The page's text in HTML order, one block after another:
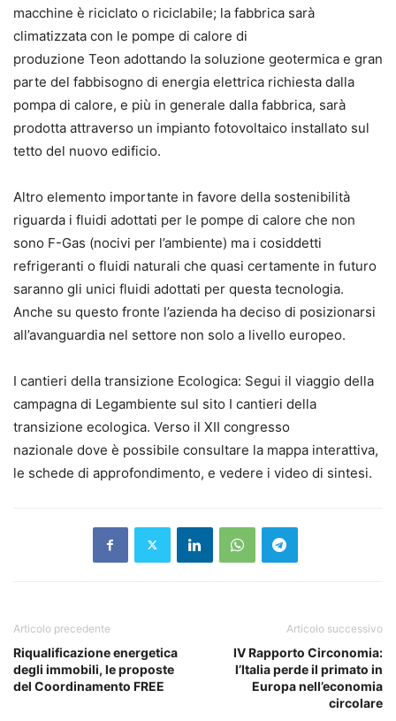
macchine è riciclato o riciclabile; la fabbrica sarà
climatizzata con le pompe di calore di
produzione Teon adottando la soluzione geotermica e gran
parte del fabbisogno di energia elettrica richiesta dalla
pompa di calore, e più in generale dalla fabbrica, sarà
prodotta attraverso un impianto fotovoltaico installato sul
tetto del nuovo edificio.
Altro elemento importante in favore della sostenibilità
riguarda i fluidi adottati per le pompe di calore che non
sono F-Gas (nocivi per l’ambiente) ma i cosiddetti
refrigeranti o fluidi naturali che quasi certamente in futuro
saranno gli unici fluidi adottati per questa tecnologia.
Anche su questo fronte l’azienda ha deciso di posizionarsi
all’avanguardia nel settore non solo a livello europeo.
I cantieri della transizione Ecologica: Segui il viaggio della
campagna di Legambiente sul sito I cantieri della
transizione ecologica. Verso il XII congresso
nazionale dove è possibile consultare la mappa interattiva,
le schede di approfondimento, e vedere i video di sintesi.
Articolo precedente
Riqualificazione energetica
degli immobili, le proposte
del Coordinamento FREE
Articolo successivo
IV Rapporto Circonomia:
l’Italia perde il primato in
Europa nell’economia
circolare